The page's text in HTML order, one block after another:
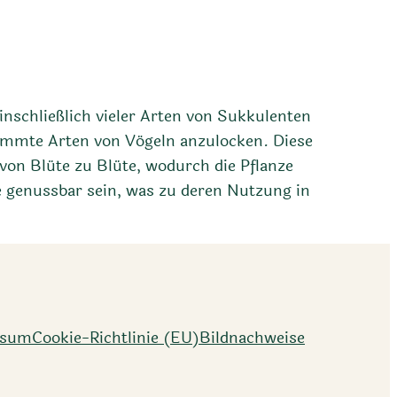
vieler Arten von Sukkulenten
Arten von Vögeln anzulocken. Diese
Blüte zu Blüte, wodurch die Pflanze
sein, was zu deren Nutzung in
Cookie-Richtlinie (EU)Bildnachweise